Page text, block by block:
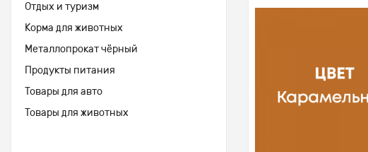
Отдых и туризм
Корма для животных
Металлопрокат чёрный
Продукты питания
Товары для авто
Товары для животных